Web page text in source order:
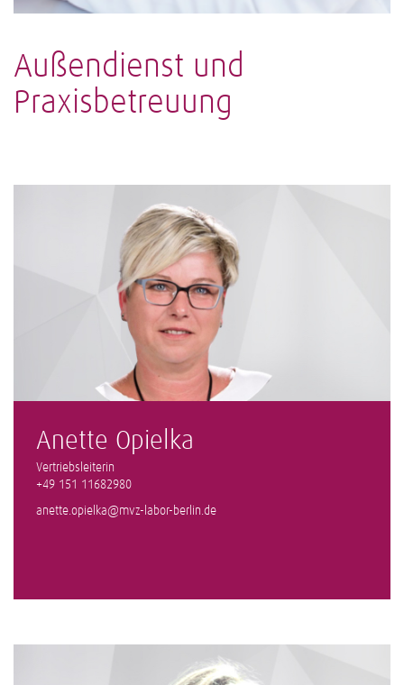
Außendienst und
Praxisbetreuung
Anette Opielka
Vertriebsleiterin
+49 151 11682980
anette.opielka@mvz-labor-berlin.de